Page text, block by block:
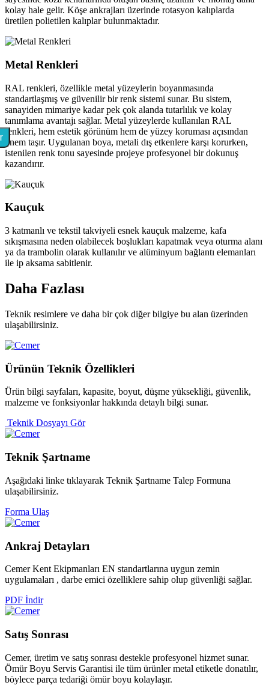
kolay hale gelir. Köşe ankrajları üzerinde rotasyon kalıplarda
üretilen polietilen kalıplar bulunmaktadır.
Metal Renkleri
RAL renkleri, özellikle metal yüzeylerin boyanmasında
standartlaşmış ve güvenilir bir renk sistemi sunar. Bu sistem,
sanayiden mimariye kadar pek çok alanda tutarlılık ve kolay
tanımlama avantajı sağlar. Metal yüzeylerde kullanılan RAL
renkleri, hem estetik görünüm hem de yüzey koruması açısından
önem taşır. Uygulanan boya, metali dış etkenlere karşı korurken,
istenilen renk tonu sayesinde projeye profesyonel bir dokunuş
kazandırır.
Kauçuk
3 katmanlı ve tekstil takviyeli esnek kauçuk malzeme, kafa
sıkışmasına neden olabilecek boşlukları kapatmak veya oturma alanı
ya da trambolin olarak kullanılır ve alüminyum bağlantı elemanları
ile ip aksama sabitlenir.
Daha Fazlası
Teknik resimlere ve daha bir çok diğer bilgiye bu alan üzerinden
ulaşabilirsiniz.
Ürünün Teknik Özellikleri
Ürün bilgi sayfaları, kapasite, boyut, düşme yüksekliği, güvenlik,
malzeme ve fonksiyonlar hakkında detaylı bilgi sunar.
Teknik Dosyayı Gör
Teknik Şartname
Aşağıdaki linke tıklayarak Teknik Şartname Talep Formuna
ulaşabilirsiniz.
Forma Ulaş
Ankraj Detayları
Cemer Kent Ekipmanları EN standartlarına uygun zemin
uygulamaları , darbe emici özelliklere sahip olup güvenliği sağlar.
PDF İndir
Satış Sonrası
Cemer, üretim ve satış sonrası destekle profesyonel hizmet sunar.
Ömür Boyu Servis Garantisi ile tüm ürünler metal etiketle donatılır,
böylece parça tedariği ömür boyu kolaylaşır.